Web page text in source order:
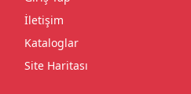
İletişim
Kataloglar
Site Haritası